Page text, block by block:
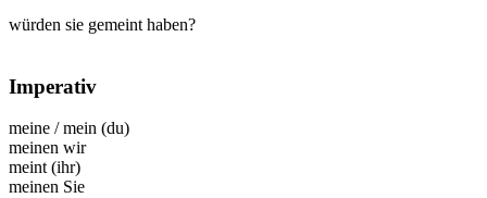
würden sie gemeint haben?
Imperativ
meine /mein (du)
meinen wir
meint (ihr)
meinen Sie